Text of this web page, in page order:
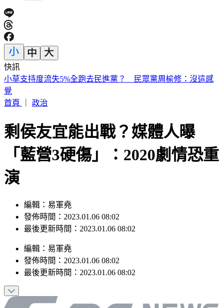
快訊
快訊／1億大樂透開獎！8/7「中獎號碼」出爐
首頁
剩侯友宜能出戰？媒體人曝
「藍營3硬傷」：2020劇情恐重
演
發佈時間：2023.01.06 08:02
最後更新時間：2023.01.06 08:02
發佈時間：2023.01.06 08:02
最後更新時間：2023.01.06 08:02